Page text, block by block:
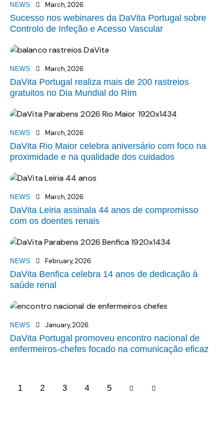
NEWS March, 2026
Sucesso nos webinares da DaVita Portugal sobre
Controlo de Infeção e Acesso Vascular
NEWS March, 2026
DaVita Portugal realiza mais de 200 rastreios
gratuitos no Dia Mundial do Rim
NEWS March, 2026
DaVita Rio Maior celebra aniversário com foco na
proximidade e na qualidade dos cuidados
NEWS March, 2026
DaVita Leiria assinala 44 anos de compromisso
com os doentes renais
NEWS February, 2026
DaVita Benfica celebra 14 anos de dedicação à
saúde renal
NEWS January, 2026
DaVita Portugal promoveu encontro nacional de
enfermeiros-chefes focado na comunicação eficaz
1 2 3 4 5
Next Last